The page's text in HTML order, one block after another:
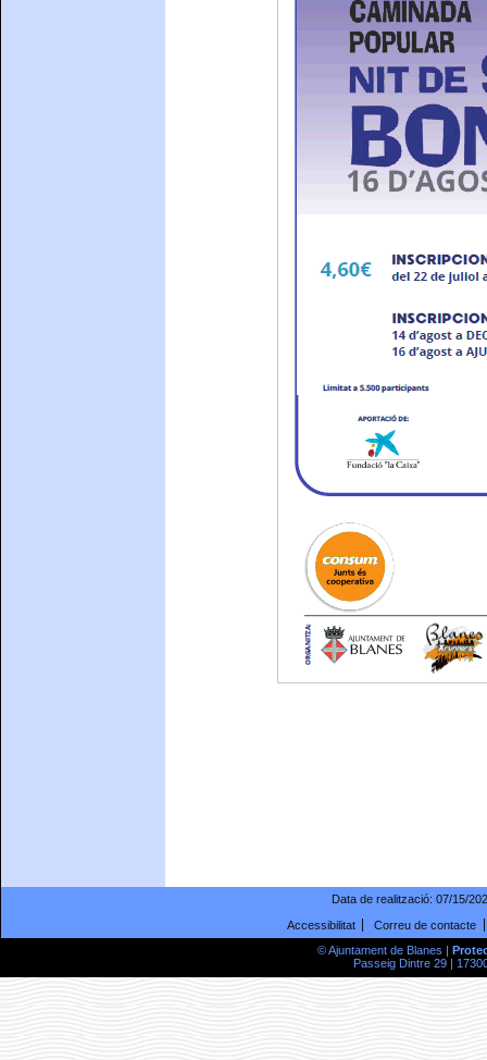
Data de realització: 07/15/
Accessibilitat
Correu de contacte
© Ajuntament de Blanes |
Passeig Dintre 29 |